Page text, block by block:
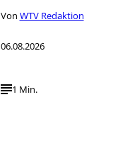
Von WTV Redaktion
06.08.2026
1 Min.